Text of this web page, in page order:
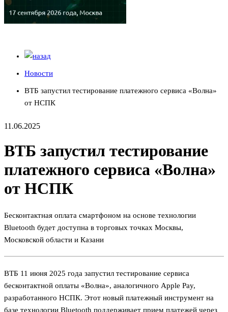
Новости
ВТБ запустил тестирование платежного сервиса «Волна»
от НСПК
11.06.2025
ВТБ запустил тестирование
платежного сервиса «Волна»
от НСПК
Бесконтактная оплата смартфоном на основе технологии
Bluetooth будет доступна в торговых точках Москвы,
Московской области и Казани
ВТБ 11 июня 2025 года запустил тестирование сервиса
бесконтактной оплаты «Волна», аналогичного Apple Pay,
разработанного НСПК. Этот новый платежный инструмент на
базе технологии Bluetooth поддерживает прием платежей через